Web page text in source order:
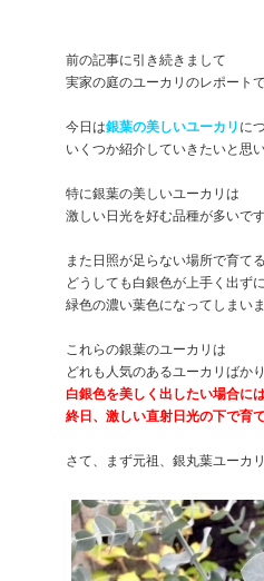
前の記事に引き続きまして
実家の庭のユーカリのレポート
今日は銀葉の美しいユーカリ に
いくつか紹介していきたいと思
特に銀葉の美しいユーカリは
激しい日光を好む品種が多いで
また日照が足らない場所で育て
どうしても白銀色が上手く出ず
緑色の濃い葉色になってしまい
これらの銀葉のユーカリは
どれも人気のあるユーカリばか
白銀色を美しく出したい場合に
終日、激しい直射日光の下で育
さて、まず元祖、銀丸葉ユーカ